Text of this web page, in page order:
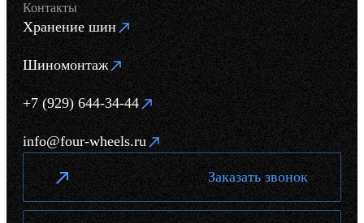
Контакты
Хранение шин
Шиномонтаж
+7 (929) 644-34-44
info@four-wheels.ru
Заказать звонок